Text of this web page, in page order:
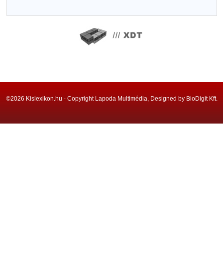
©2026 Kislexikon.hu - Copyright Lapoda Multimédia, Designed by BioDigit Kft.